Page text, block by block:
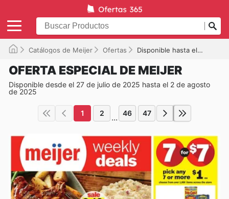
Catálogos de Meijer Ofertas Disponible hasta el 02/08/2025
OFERTA ESPECIAL DE MEIJER
Disponible desde el 27 de julio de 2025 hasta el 2 de agosto
de 2025
1 2 ... 46 47